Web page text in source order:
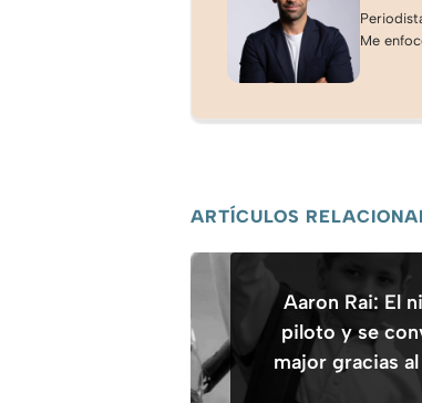
Me
ARTÍCULOS
Aaron Rai: El
piloto y se
major gracias